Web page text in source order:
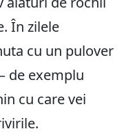
În zilele
cu un pulover
de exemplu
cu care vei